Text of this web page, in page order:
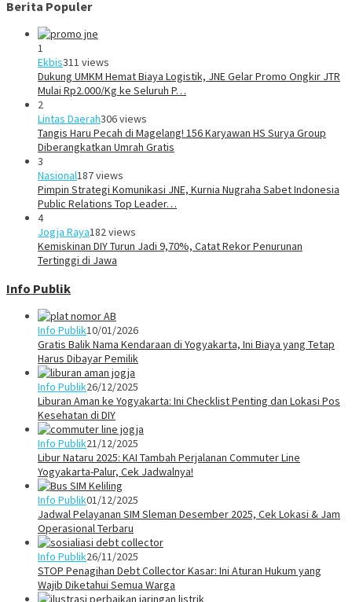
Berita Populer
1
Ekbis311 views
Dukung UMKM Hemat Biaya Logistik, JNE Gelar Promo Ongkir JTR
Mulai Rp2.000/Kg ke Seluruh P…
2
Lintas Daerah306 views
Tangis Haru Pecah di Magelang! 156 Karyawan HS Surya Group
Diberangkatkan Umrah Gratis
3
Nasional187 views
Pimpin Strategi Komunikasi JNE, Kurnia Nugraha Sabet Indonesia
Public Relations Top Leader…
4
Jogja Raya182 views
Kemiskinan DIY Turun Jadi 9,70%, Catat Rekor Penurunan
Tertinggi di Jawa
Info Publik
Info Publik10/01/2026
Gratis Balik Nama Kendaraan di Yogyakarta, Ini Biaya yang Tetap
Harus Dibayar Pemilik
Info Publik26/12/2025
Liburan Aman ke Yogyakarta: Ini Checklist Penting dan Lokasi Pos
Kesehatan di DIY
Info Publik21/12/2025
Libur Nataru 2025: KAI Tambah Perjalanan Commuter Line
Yogyakarta-Palur, Cek Jadwalnya!
Info Publik01/12/2025
Jadwal Pelayanan SIM Sleman Desember 2025, Cek Lokasi & Jam
Operasional Terbaru
Info Publik26/11/2025
STOP Penagihan Debt Collector Kasar: Ini Aturan Hukum yang
Wajib Diketahui Semua Warga